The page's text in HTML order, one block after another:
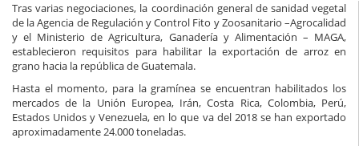
Tras varias negociaciones, la coordinación general de sanidad vegetal
de la Agencia de Regulación y Control Fito y Zoosanitario –Agrocalidad
y el Ministerio de Agricultura, Ganadería y Alimentación – MAGA,
establecieron requisitos para habilitar la exportación de arroz en
grano hacia la república de Guatemala.
Hasta el momento, para la gramínea se encuentran habilitados los
mercados de la Unión Europea, Irán, Costa Rica, Colombia, Perú,
Estados Unidos y Venezuela, en lo que va del 2018 se han exportado
aproximadamente 24.000 toneladas.